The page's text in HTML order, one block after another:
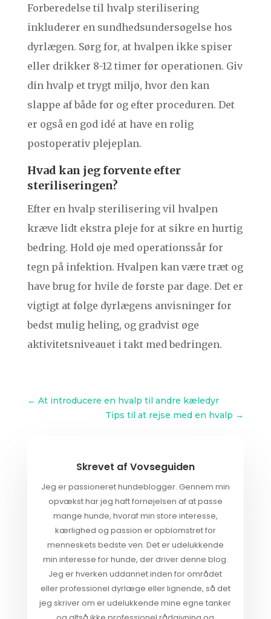
Forberedelse til hvalp sterilisering
inkluderer en sundhedsundersøgelse hos
dyrlægen. Sørg for, at hvalpen ikke spiser
eller drikker 8-12 timer før operationen. Giv
din hvalp et trygt miljø, hvor den kan
slappe af både før og efter proceduren. Det
er også en god idé at have en rolig
postoperativ plejeplan.
Hvad kan jeg forvente efter
steriliseringen?
Efter en hvalp sterilisering vil hvalpen
kræve lidt ekstra pleje for at sikre en hurtig
bedring. Hold øje med operationssår for
tegn på infektion. Hvalpen kan være træt og
have brug for hvile de første par dage. Det er
vigtigt at følge dyrlægens anvisninger for
bedst mulig heling, og gradvist øge
aktivitetsniveauet i takt med bedringen.
← At introducere en hvalp til andre kæledyr
Tips til at rejse med en hvalp →
Skrevet af Vovseguiden
Jeg er passioneret hundeblogger. Gennem min
opvækst har jeg haft fornøjelsen af at passe
mange hunde, hvoraf min store interesse,
kærlighed og passion er opblomstret for
menneskets bedste ven. Det er udelukkende
min interesse for hunde, der driver denne blog.
Jeg er hverken uddannet inden for området
eller professionel dyrlæge eller lignende, så det
jeg skriver om er udelukkende mine egne tanker